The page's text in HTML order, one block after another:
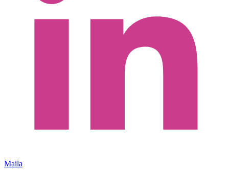
Maila